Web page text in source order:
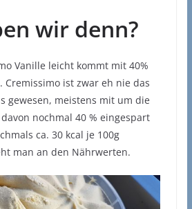
wir denn?
Vanille leicht kommt mit 40%
Cremissimo ist zwar eh nie das
gewesen, meistens mit um die
nochmal 40 % eingespart
ca. 30 kcal je 100g
man an den Nährwerten.